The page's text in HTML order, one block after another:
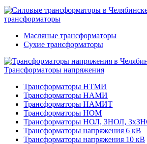
трансформаторы
Масляные трансформаторы
Сухие трансформаторы
Трансформаторы напряжения
Трансформаторы НТМИ
Трансформаторы НАМИ
Трансформаторы НАМИТ
Трансформаторы НОМ
Трансформаторы НОЛ, ЗНОЛ,
Трансформаторы напряжения 6 кВ
Трансформаторы напряжения 10 кВ